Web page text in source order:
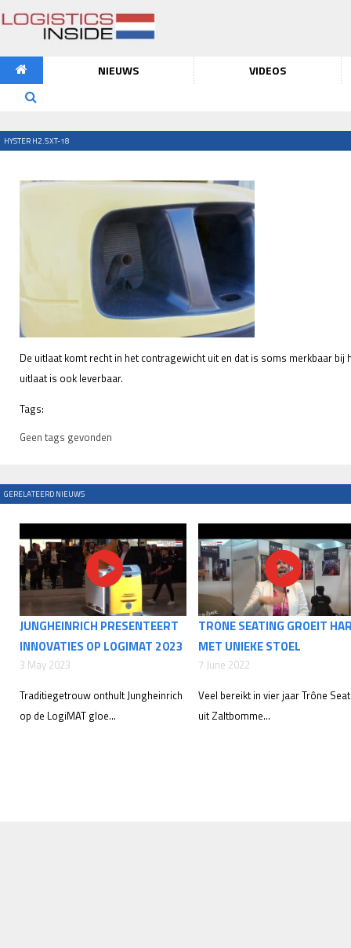
NIEUWS VIDEOS
HYSTER H2.5XT-18
De uitlaat komt recht in het contragewicht uit en dat is soms merkbaar
uitlaat is ook leverbaar.
Tags:
Geen tags gevonden
GERELATEERD NIEUWS
JUNGHEINRICH PRESENTEERT
INNOVATIES OP LOGIMAT 2023
3 May 2023
Traditiegetrouw onthult Jungheinrich
op de LogiMAT gloe...
TRONE SEATING GROEIT
MET UNIEKE STOEL
7 June 2022
Veel bereikt in vier jaar Trône
uit Zaltbomme...